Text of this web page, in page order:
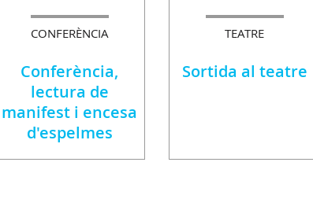
CONFERÈNCIA
Conferència,
lectura de
manifest i encesa
d'espelmes
TEATRE
Sortida al teatre